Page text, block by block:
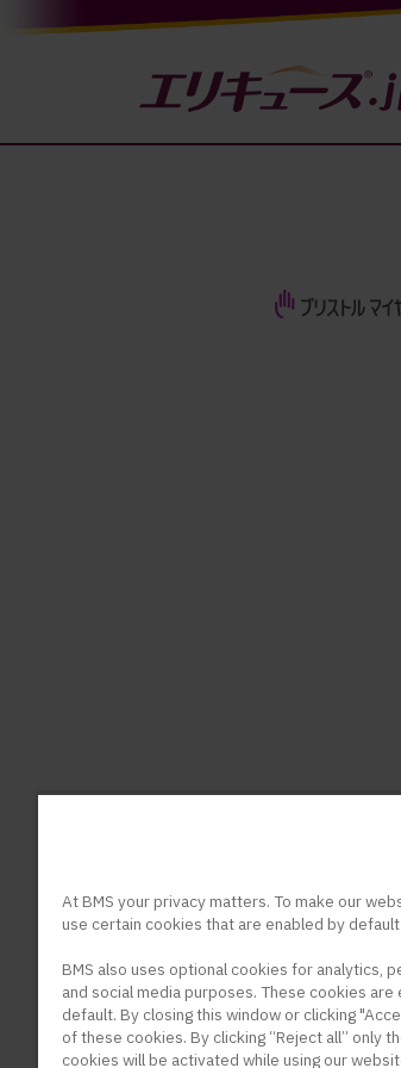
At BMS your privacy matters. To make our
use certain cookies that are enabled by
BMS also uses optional cookies for analytics,
and social media purposes. These cookies
default. By closing this window or clicking
of these cookies. By clicking “Reject all” only
cookies will be activated while using our